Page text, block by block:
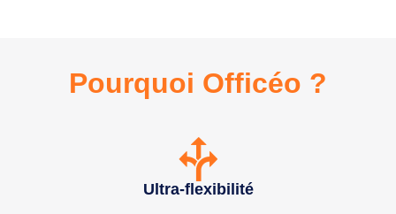
Pourquoi Officéo ?
Ultra-flexibilité